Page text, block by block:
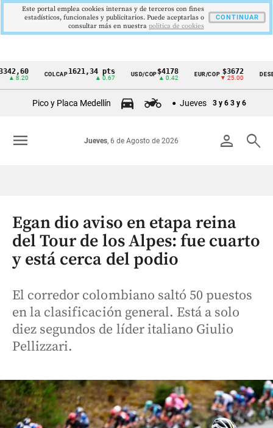
Cintillo
Colombia
COLCAP1621,34 pts USD/COP$4178
▲ 0.42
EUR/COP $3672
▼ 25.00
DESEMPLEO
Pico y Placa Medellín Jueves 3 y 6 3 y 6
person search
Jueves, 6 de Agosto de 2026
menu
Egan dio aviso en etapa reina
del Tour de los Alpes: fue cuarto
y está cerca del podio
El corredor colombiano saltó 50 puestos
en la clasificación general. Está a solo
diez segundos de líder italiano Giulio
Pellizzari.
Este portal emplea cookies internas y de terceros con fines
estadísticos, funcionales y publicitarios. Puede aceptarlas o
consultar más en nuestra politica de cookies
CONTINUAR